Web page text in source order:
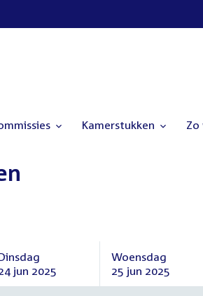
Kamerstukken Zo
jun 2025
Woensdag
25 jun 2025
Woensdag